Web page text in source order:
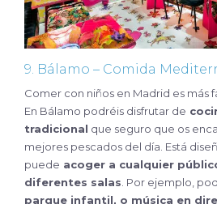
9. Bálamo – Comida
Comer con niños en Madrid es más
En Bálamo podréis disfrutar de
tradicional que seguro que os
mejores pescados del día. Está
puede acoger a cualquier
diferentes salas. Por ejemplo,
parque infantil, o música en